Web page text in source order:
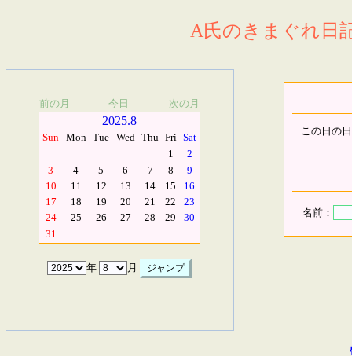
A氏のきまぐれ日
前の月 今日 次の月
2025.8
Sun Mon Tue Wed Thu Fri Sat
1
2
3
4 5 6 7 8
9
10
11 12 13 14 15
16
17
18 19 20 21 22
23
24
25 26 27 28 29
30
31
年 月
この日の
名前：